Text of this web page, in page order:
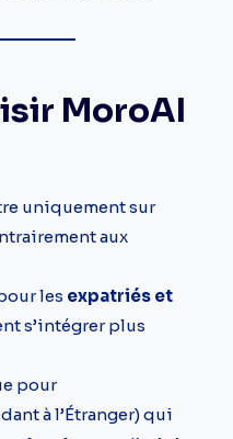
MoroAI
uniquement sur
aux
les expatriés et
s’intégrer plus
pour
à l’Étranger) qui